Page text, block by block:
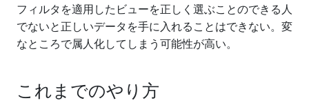
フィルタを適用したビューを正しく選ぶことのできる人
でないと正しいデータを手に入れることはできない。変
なところで属人化してしまう可能性が高い。
これまでのやり方